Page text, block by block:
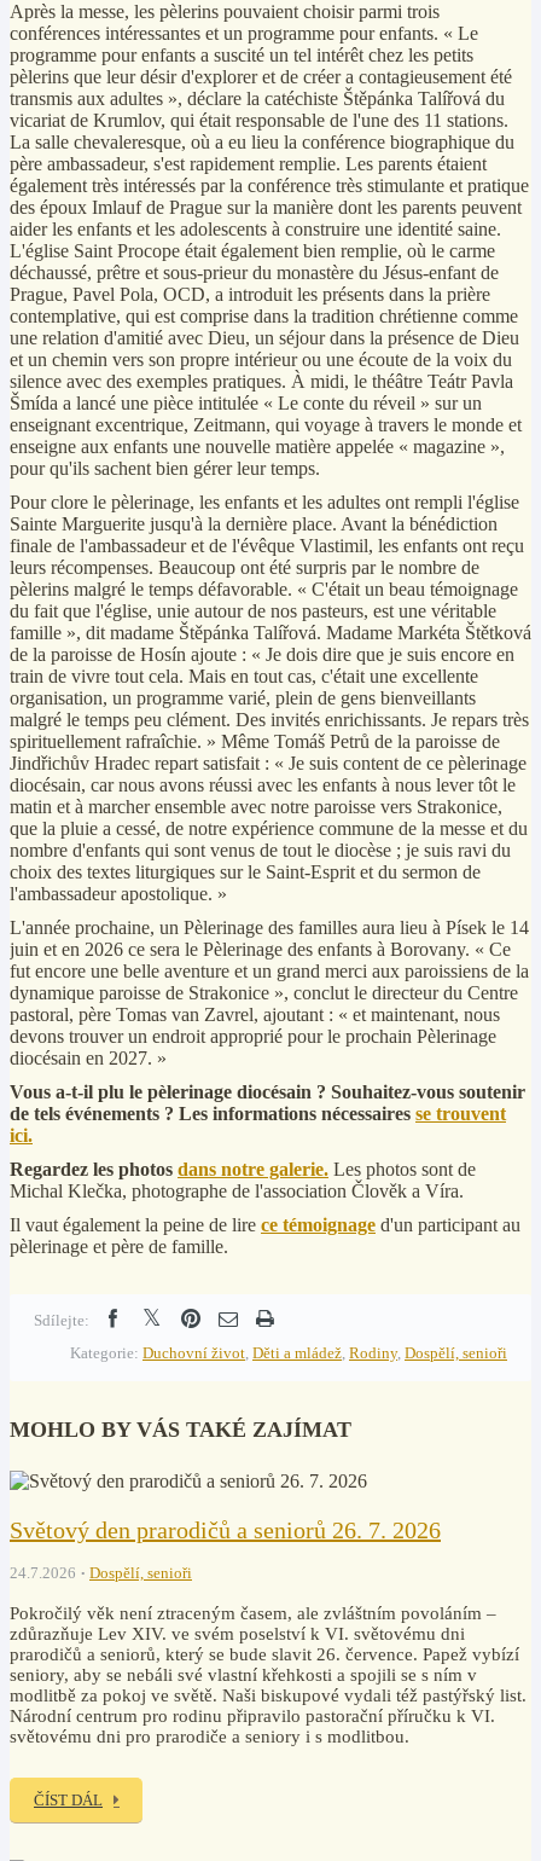
Après la messe, les pèlerins pouvaient choisir parmi trois
conférences intéressantes et un programme pour enfants. « Le
programme pour enfants a suscité un tel intérêt chez les petits
pèlerins que leur désir d'explorer et de créer a contagieusement été
transmis aux adultes », déclare la catéchiste Štěpánka Talířová du
vicariat de Krumlov, qui était responsable de l'une des 11 stations.
La salle chevaleresque, où a eu lieu la conférence biographique du
père ambassadeur, s'est rapidement remplie. Les parents étaient
également très intéressés par la conférence très stimulante et pratique
des époux Imlauf de Prague sur la manière dont les parents peuvent
aider les enfants et les adolescents à construire une identité saine.
L'église Saint Procope était également bien remplie, où le carme
déchaussé, prêtre et sous-prieur du monastère du Jésus-enfant de
Prague, Pavel Pola, OCD, a introduit les présents dans la prière
contemplative, qui est comprise dans la tradition chrétienne comme
une relation d'amitié avec Dieu, un séjour dans la présence de Dieu
et un chemin vers son propre intérieur ou une écoute de la voix du
silence avec des exemples pratiques. À midi, le théâtre Teátr Pavla
Šmída a lancé une pièce intitulée « Le conte du réveil » sur un
enseignant excentrique, Zeitmann, qui voyage à travers le monde et
enseigne aux enfants une nouvelle matière appelée « magazine »,
pour qu'ils sachent bien gérer leur temps.
Pour clore le pèlerinage, les enfants et les adultes ont rempli l'église
Sainte Marguerite jusqu'à la dernière place. Avant la bénédiction
finale de l'ambassadeur et de l'évêque Vlastimil, les enfants ont reçu
leurs récompenses. Beaucoup ont été surpris par le nombre de
pèlerins malgré le temps défavorable. « C'était un beau témoignage
du fait que l'église, unie autour de nos pasteurs, est une véritable
famille », dit madame Štěpánka Talířová. Madame Markéta Štětková
de la paroisse de Hosín ajoute : « Je dois dire que je suis encore en
train de vivre tout cela. Mais en tout cas, c'était une excellente
organisation, un programme varié, plein de gens bienveillants
malgré le temps peu clément. Des invités enrichissants. Je repars très
spirituellement rafraîchie. » Même Tomáš Petrů de la paroisse de
Jindřichův Hradec repart satisfait : « Je suis content de ce pèlerinage
diocésain, car nous avons réussi avec les enfants à nous lever tôt le
matin et à marcher ensemble avec notre paroisse vers Strakonice,
que la pluie a cessé, de notre expérience commune de la messe et du
nombre d'enfants qui sont venus de tout le diocèse ; je suis ravi du
choix des textes liturgiques sur le Saint-Esprit et du sermon de
l'ambassadeur apostolique. »
L'année prochaine, un Pèlerinage des familles aura lieu à Písek le 14
juin et en 2026 ce sera le Pèlerinage des enfants à Borovany. « Ce
fut encore une belle aventure et un grand merci aux paroissiens de la
dynamique paroisse de Strakonice », conclut le directeur du Centre
pastoral, père Tomas van Zavrel, ajoutant : « et maintenant, nous
devons trouver un endroit approprié pour le prochain Pèlerinage
diocésain en 2027. »
Vous a-t-il plu le pèlerinage diocésain ? Souhaitez-vous soutenir
de tels événements ? Les informations nécessaires se trouvent
ici.
Regardez les photos dans notre galerie. Les photos sont de
Michal Klečka, photographe de l'association Člověk a Víra.
Il vaut également la peine de lire ce témoignage d'un participant au
pèlerinage et père de famille.
Sdílejte:
Kategorie: Duchovní život, Děti a mládež, Rodiny, Dospělí, senioři
MOHLO BY VÁS TAKÉ ZAJÍMAT
Světový den prarodičů a seniorů 26. 7. 2026
24.7.2026 Dospělí, senioři
Pokročilý věk není ztraceným časem, ale zvláštním povoláním –
zdůrazňuje Lev XIV. ve svém poselství k VI. světovému dni
prarodičů a seniorů, který se bude slavit 26. července. Papež vybízí
seniory, aby se nebáli své vlastní křehkosti a spojili se s ním v
modlitbě za pokoj ve světě. Naši biskupové vydali též pastýřský list.
Národní centrum pro rodinu připravilo pastorační příručku k VI.
světovému dni pro prarodiče a seniory i s modlitbou.
ČÍST DÁL